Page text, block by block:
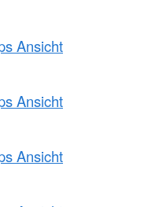
Ansicht
Ansicht
Ansicht